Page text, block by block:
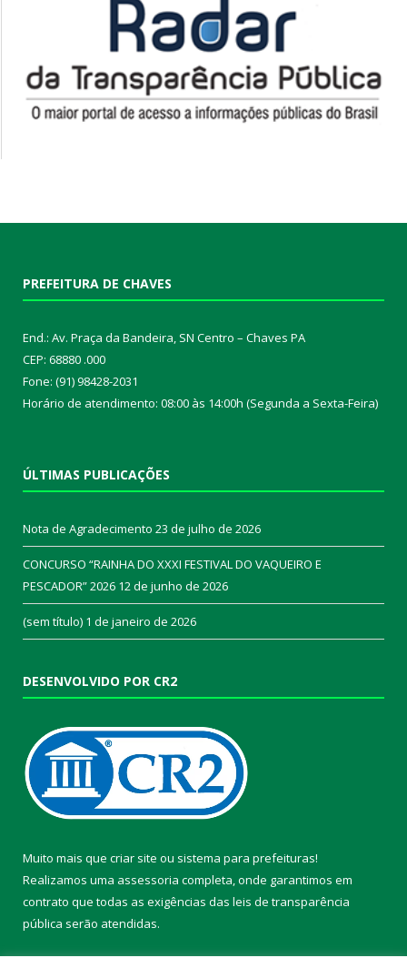
PREFEITURA DE CHAVES
End.: Av. Praça da Bandeira, SN Centro – Chaves PA
CEP: 68880 .000
Fone: (91) 98428-2031
Horário de atendimento: 08:00 às 14:00h (Segunda a Sexta-Feira)
ÚLTIMAS PUBLICAÇÕES
Nota de Agradecimento 23 de julho de 2026
CONCURSO “RAINHA DO XXXI FESTIVAL DO VAQUEIRO E
PESCADOR” 2026 12 de junho de 2026
(sem título) 1 de janeiro de 2026
DESENVOLVIDO POR CR2
Muito mais que criar site ou sistema para prefeituras!
Realizamos uma assessoria completa, onde garantimos em
contrato que todas as exigências das leis de transparência
pública serão atendidas.